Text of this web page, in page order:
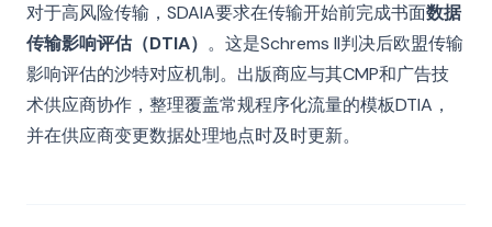
对于高风险传输，SDAIA要求在传输开始前完成书面数据
传输影响评估（DTIA） 。这是Schrems II判决后欧盟传输
影响评估的沙特对应机制。出版商应与其CMP和广告技
术供应商协作，整理覆盖常规程序化流量的模板DTIA，
并在供应商变更数据处理地点时及时更新。